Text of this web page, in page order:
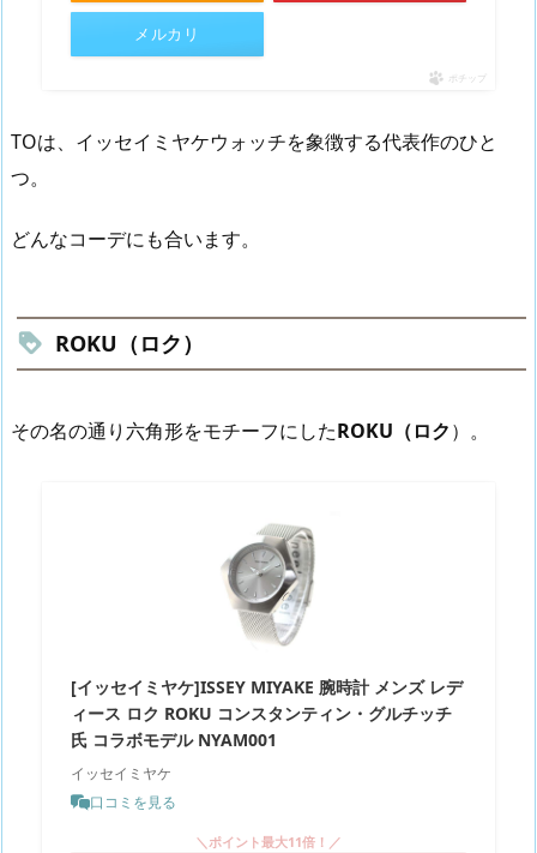
メルカリ
ポチップ
TOは、イッセイミヤケウォッチを象徴する代表作のひと
つ。
どんなコーデにも合います。
ROKU（ロク）
その名の通り六角形をモチーフにしたROKU（ロク）。
[イッセイミヤケ]ISSEY MIYAKE 腕時計 メンズ レデ
ィース ロク ROKU コンスタンティン・グルチッチ
氏 コラボモデル NYAM001
イッセイミヤケ
口コミを見る
＼ポイント最大11倍！／